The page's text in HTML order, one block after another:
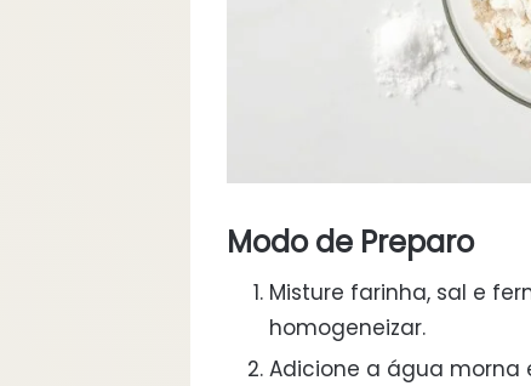
Modo de Preparo
Misture farinha, sal e
homogeneizar.
Adicione a água morna